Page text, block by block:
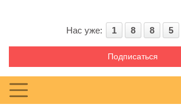
Нас уже: 1 8 8 5
Подписаться